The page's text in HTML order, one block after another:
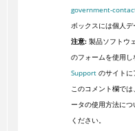
government-
ボックスには個人デ
注意:製品ソフトウ
のフォームを使用し
Supportのサイトに
このコメント欄で
ータの使用方法につ
ください。